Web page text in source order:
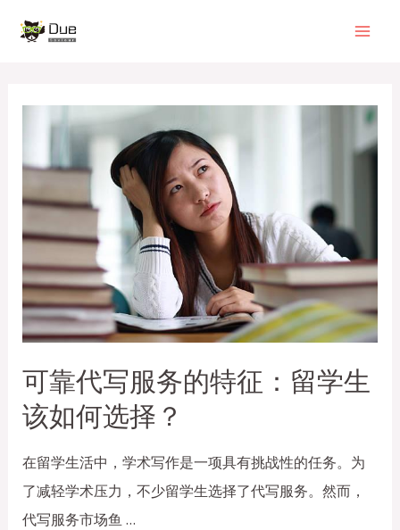
可靠代写服务的特征：留学生
该如何选择？
在留学生活中，学术写作是一项具有挑战性的任务。为
了减轻学术压力，不少留学生选择了代写服务。然而，
代写服务市场鱼 …